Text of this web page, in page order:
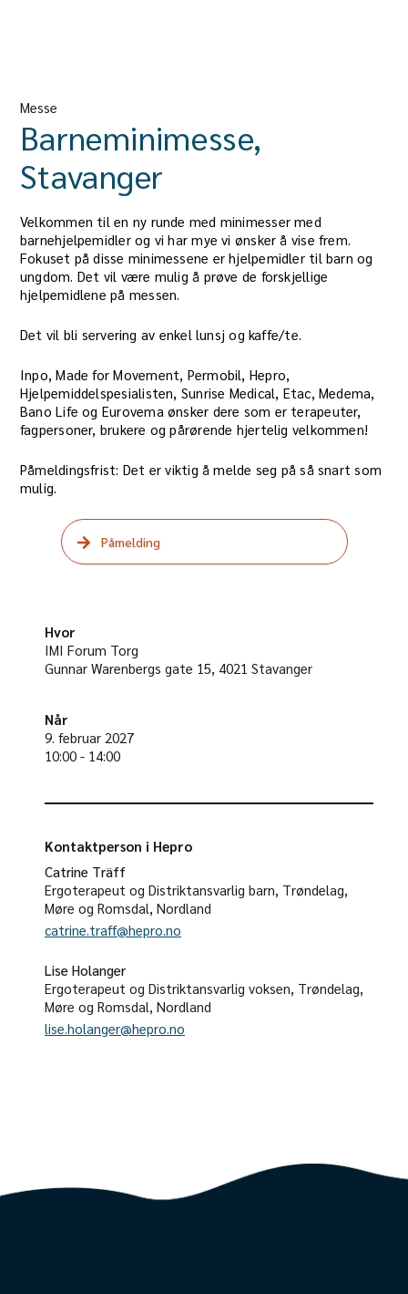
Messe
Barneminimesse,
Stavanger
Velkommen til en ny runde med minimesser med
barnehjelpemidler og vi har mye vi ønsker å vise frem.
Fokuset på disse minimessene er hjelpemidler til barn og
ungdom. Det vil være mulig å prøve de forskjellige
hjelpemidlene på messen.
Det vil bli servering av enkel lunsj og kaffe/te.
Inpo, Made for Movement, Permobil, Hepro,
Hjelpemiddelspesialisten, Sunrise Medical, Etac, Medema,
Bano Life og Eurovema ønsker dere som er terapeuter,
fagpersoner, brukere og pårørende hjertelig velkommen!
Påmeldingsfrist: Det er viktig å melde seg på så snart som
mulig.
Påmelding
Hvor
IMI Forum Torg
Gunnar Warenbergs gate 15, 4021 Stavanger
Når
9. februar 2027
10:00 - 14:00
Kontaktperson i Hepro
Catrine Träff
Ergoterapeut og Distriktansvarlig barn, Trøndelag,
Møre og Romsdal, Nordland
catrine.traff@hepro.no
Lise Holanger
Ergoterapeut og Distriktansvarlig voksen, Trøndelag,
Møre og Romsdal, Nordland
lise.holanger@hepro.no